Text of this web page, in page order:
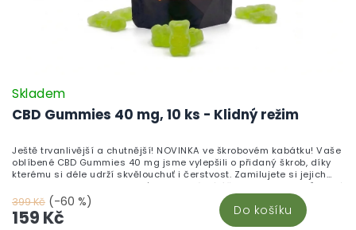
CBD Gummies 40 mg, 10 ks - Klidný režim
Skladem
399 Kč (-60 %)
159 Kč Do košíku
Ještě trvanlivější a chutnější! NOVINKA ve škrobovém kabátku! Vaše
oblíbené CBD Gummies 40 mg jsme vylepšili o přidaný škrob, díky
kterému si déle udrží skvělouchuť i čerstvost. Zamilujete si jejich
neodolatelnou sladkou chuť a blahodárné účinky kanabinoidů, které
pomáhají zklidnit tělo i mysl. Vyrobeno v České republice z vysoce
kvalitního CBD izolátu a testováno v nezávislých laboratořích pro
maximální kvalitu a bezpečnost.Chuť, která vydrží. Účinky, které